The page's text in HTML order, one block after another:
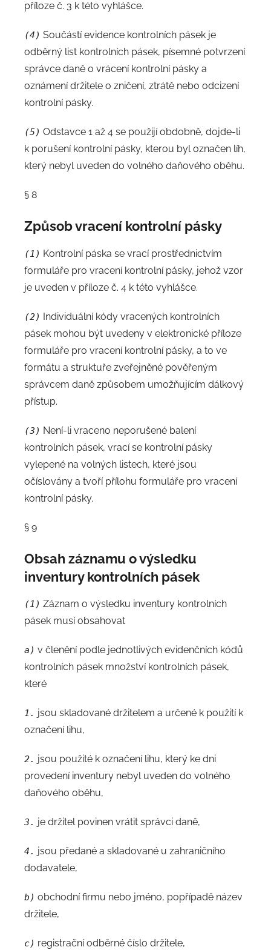
příloze č. 3 k této vyhlášce.
(4) Součástí evidence kontrolních pásek je
odběrný list kontrolních pásek, písemné potvrzení
správce daně o vrácení kontrolní pásky a
oznámení držitele o zničení, ztrátě nebo odcizení
kontrolní pásky.
(5) Odstavce 1 až 4 se použijí obdobně, dojde-li
k porušení kontrolní pásky, kterou byl označen líh,
který nebyl uveden do volného daňového oběhu.
§ 8
Způsob vracení kontrolní pásky
(1) Kontrolní páska se vrací prostřednictvím
formuláře pro vracení kontrolní pásky, jehož vzor
je uveden v příloze č. 4 k této vyhlášce.
(2) Individuální kódy vracených kontrolních
pásek mohou být uvedeny v elektronické příloze
formuláře pro vracení kontrolní pásky, a to ve
formátu a struktuře zveřejněné pověřeným
správcem daně způsobem umožňujícím dálkový
přístup.
(3) Není-li vraceno neporušené balení
kontrolních pásek, vrací se kontrolní pásky
vylepené na volných listech, které jsou
očíslovány a tvoří přílohu formuláře pro vracení
kontrolní pásky.
§ 9
Obsah záznamu o výsledku
inventury kontrolních pásek
(1) Záznam o výsledku inventury kontrolních
pásek musí obsahovat
a) v členění podle jednotlivých evidenčních kódů
kontrolních pásek množství kontrolních pásek,
které
1. jsou skladované držitelem a určené k použití k
označení lihu,
2. jsou použité k označení lihu, který ke dni
provedení inventury nebyl uveden do volného
daňového oběhu,
3. je držitel povinen vrátit správci daně,
4. jsou předané a skladované u zahraničního
dodavatele,
b) obchodní firmu nebo jméno, popřípadě název
držitele,
c) registrační odběrné číslo držitele,